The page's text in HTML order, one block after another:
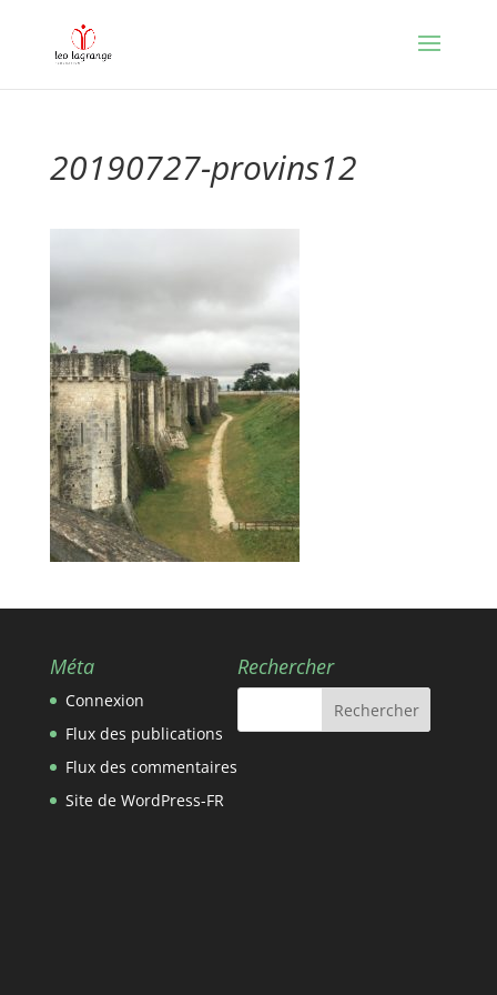
20190727-provins12
Méta
Connexion
Flux des publications
Flux des commentaires
Site de WordPress-FR
Rechercher